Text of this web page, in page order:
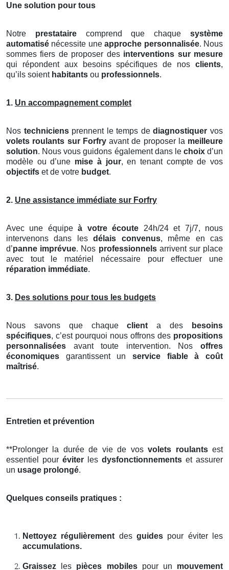
Une solution pour tous
Notre prestatairecomprend que chaquesystème
automatisé nécessite uneapproche personnalisée. Nous
sommes fiers de proposer des interventions sur mesure
qui répondent aux besoins spécifiques de nos clients,
qu’ils soient habitants ou professionnels.
1. Un accompagnement complet
Nos techniciensprennent le temps dediagnostiquer vos
volets roulants sur Forfry avant de proposer la meilleure
solution. Nous vous guidons également dans le choixd’un
modèle ou d’une mise à jour, en tenant compte de vos
objectifs et de votre budget.
2. Une assistance immédiate sur Forfry
Avec une équipeà votre écoute 24h/24 et 7j/7, nous
intervenons dans lesdélais convenus, même en cas
d’panne imprévue. Nos professionnelsarrivent sur place
avec tout le matériel nécessaire pour effectuer une
réparation immédiate.
3. Des solutions pour tous les budgets
Nous savons que chaqueclient a des
besoins
spécifiques, c’est pourquoi nous offrons des propositions
personnalisées avant toute intervention. Nos offres
économiques garantissent un service fiable à coût
maîtrisé.
Entretien et prévention
**Prolonger la durée de vie de vosvolets roulantsest
essentiel pour éviter les dysfonctionnements et assurer
un usage prolongé.
Quelques conseils pratiques :
Nettoyez régulièrement desguides pour éviter les
accumulations.
Graissez les pièces mobilespour un mouvement